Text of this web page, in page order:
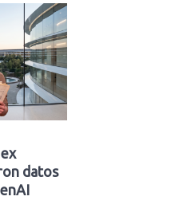
datos